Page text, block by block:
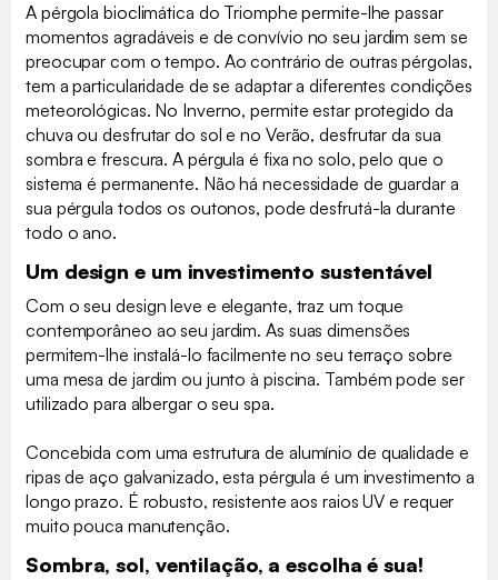
A pérgola bioclimática do Triomphe permite-lhe passar
momentos agradáveis e de convívio no seu jardim sem se
preocupar com o tempo. Ao contrário de outras pérgolas,
tem a particularidade de se adaptar a diferentes condições
meteorológicas. No Inverno, permite estar protegido da
chuva ou desfrutar do sol e no Verão, desfrutar da sua
sombra e frescura. A pérgula é fixa no solo, pelo que o
sistema é permanente. Não há necessidade de guardar a
sua pérgula todos os outonos, pode desfrutá-la durante
todo o ano.
Um design e um investimento sustentável
Com o seu design leve e elegante, traz um toque
contemporâneo ao seu jardim. As suas dimensões
permitem-lhe instalá-lo facilmente no seu terraço sobre
uma mesa de jardim ou junto à piscina. Também pode ser
utilizado para albergar o seu spa.
Concebida com uma estrutura de alumínio de qualidade e
ripas de aço galvanizado, esta pérgula é um investimento a
longo prazo. É robusto, resistente aos raios UV e requer
muito pouca manutenção.
Sombra, sol, ventilação, a escolha é sua!